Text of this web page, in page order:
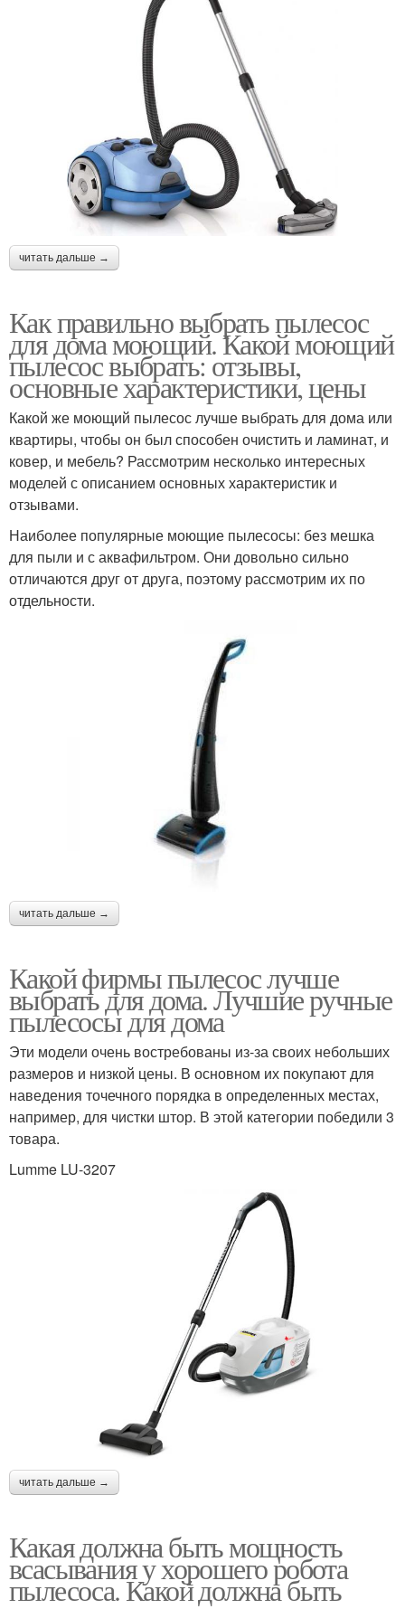
читать дальше →
Как правильно выбрать пылесос
для дома моющий. Какой моющий
пылесос выбрать: отзывы,
основные характеристики, цены
Какой же моющий пылесос лучше выбрать для дома или
квартиры, чтобы он был способен очистить и ламинат, и
ковер, и мебель? Рассмотрим несколько интересных
моделей с описанием основных характеристик и
отзывами.
Наиболее популярные моющие пылесосы: без мешка
для пыли и с аквафильтром. Они довольно сильно
отличаются друг от друга, поэтому рассмотрим их по
отдельности.
читать дальше →
Какой фирмы пылесос лучше
выбрать для дома. Лучшие ручные
пылесосы для дома
Эти модели очень востребованы из-за своих небольших
размеров и низкой цены. В основном их покупают для
наведения точечного порядка в определенных местах,
например, для чистки штор. В этой категории победили 3
товара.
Lumme LU-3207
читать дальше →
Какая должна быть мощность
всасывания у хорошего робота
пылесоса. Какой должна быть